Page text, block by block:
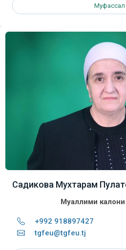
Муфассал
Садикова Мухтарам
Муаллими
+992 918897427
tgfeu@tgfeu.tj